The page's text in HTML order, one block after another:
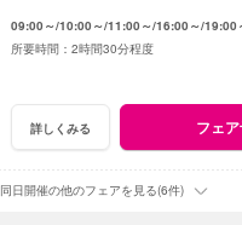
09:00～ 10:00～ 11:00～ 16:00～ 19:00
2時間30分程度
詳しくみる フェ
同日開催の他のフェアを見る(6件)